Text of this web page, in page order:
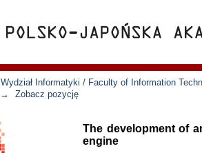
Wydział Informatyki / Faculty of Information
→ Zobacz pozycję
The development of
engine